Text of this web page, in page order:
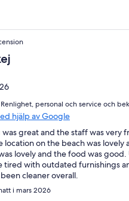
personal och service och
hjälp av Google
great and the staff was very
location on the beach was lovely
lovely and the food was
tired with outdated furnishings
cleaner overall.
i mars 2026